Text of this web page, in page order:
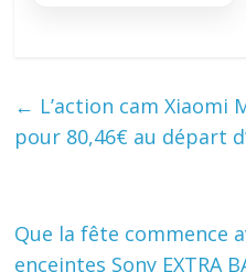
← L’action cam Xiaomi
pour 80,46€ au départ
Que la fête commence
enceintes Sony EXTRA